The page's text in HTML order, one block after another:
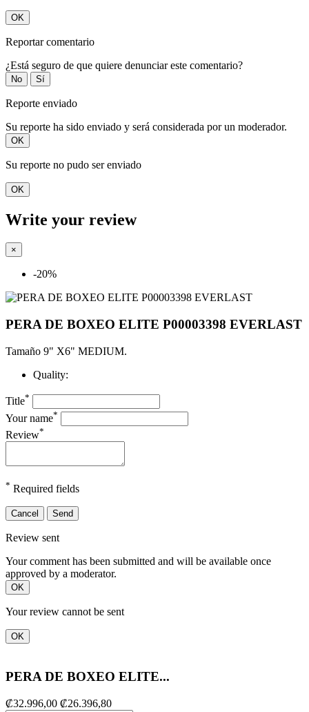
OK
Reportar comentario
¿Está seguro de que quiere denunciar este comentario?
No Sí
Reporte enviado
Su reporte ha sido enviado y será considerada por un moderador.
OK
Su reporte no pudo ser enviado
OK
Write your review
×
-20%
PERA DE BOXEO ELITE P00003398 EVERLAST
Tamaño 9" X6" MEDIUM.
Quality:
Title*
Your name*
Review*
* Required fields
Cancel Send
Review sent
Your comment has been submitted and will be available once
approved by a moderator.
OK
Your review cannot be sent
OK
PERA DE BOXEO ELITE...
₡32.996,00 ₡26.396,80